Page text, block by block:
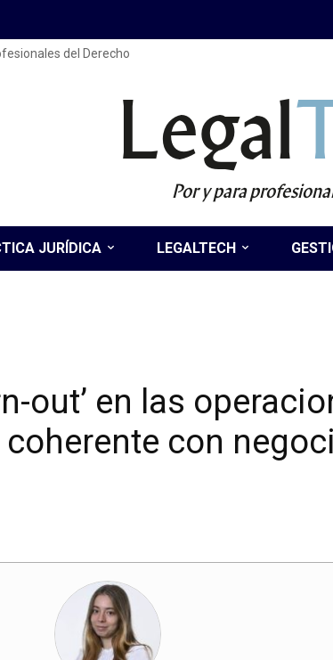
del Derecho
Legal
Por y para
JURÍDICA LEGALTECH
out’ en las
con